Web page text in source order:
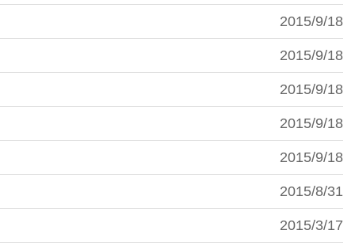
2015/9/18
2015/9/18
2015/9/18
2015/9/18
2015/9/18
2015/8/31
2015/3/17